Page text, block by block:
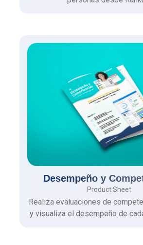
Desempeño y
Product Sheet
Realiza evaluaciones de
y visualiza el desempeño de